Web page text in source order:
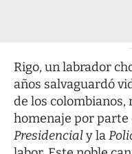
Rigo, un labrador
años salvaguardó
de los
homenaje por parte
Presidencialy la